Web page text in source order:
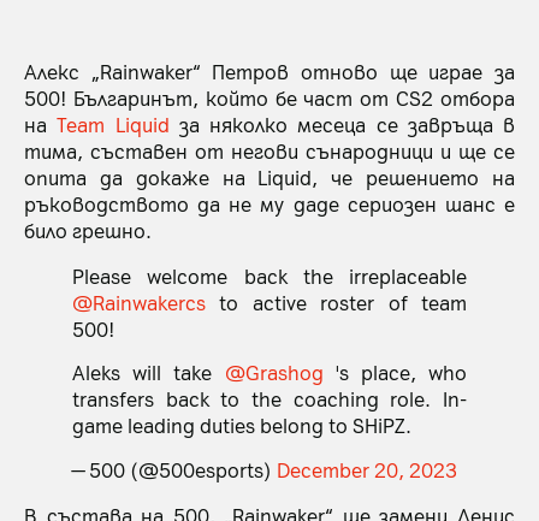
Алекс „Rainwaker“ Петров отново ще играе за
500! Българинът, който бе част от CS2 отбора
наTeam Liquid за няколко месеца се завръща в
тима, съставен от негови сънародници и ще се
опита да докаже на Liquid, че решението на
ръководството да не му даде сериозен шанс е
било грешно.
Please welcome back the irreplaceable
@Rainwakercs to active roster of team
500!
Aleks will take @Grashog 's place, who
transfers back to the coaching role. In-
game leading duties belong to SHiPZ.
— 500 (@500esports) December 20, 2023
В състава на 500, „Rainwaker“ ще замени Денис